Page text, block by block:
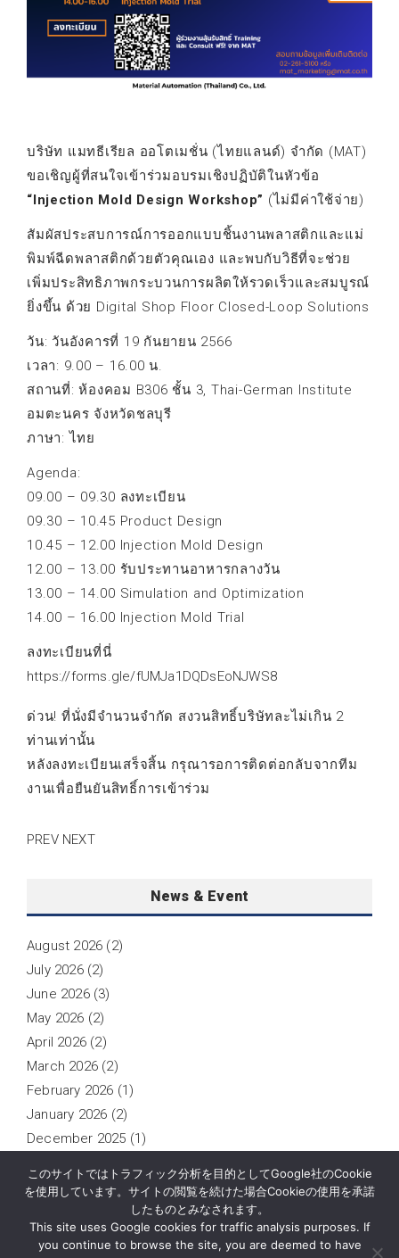
บริษัท แมทธีเรียล ออโตเมชั่น (ไทยแลนด์) จำกัด (MAT)
ขอเชิญผู้ที่สนใจเข้าร่วมอบรมเชิงปฏิบัติในหัวข้อ
“Injection Mold Design Workshop” (ไม่มีค่าใช้จ่าย)
สัมผัสประสบการณ์การออกแบบชิ้นงานพลาสติกและแม่
พิมพ์ฉีดพลาสติกด้วยตัวคุณเอง และพบกับวิธีที่จะช่วย
เพิ่มประสิทธิภาพกระบวนการผลิตให้รวดเร็วและสมบูรณ์
ยิ่งขึ้น ด้วย Digital Shop Floor Closed-Loop Solutions
วัน: วันอังคารที่ 19 กันยายน 2566
เวลา: 9.00 – 16.00 น.
สถานที่: ห้องคอม B306 ชั้น 3, Thai-German Institute
อมตะนคร จังหวัดชลบุรี
ภาษา: ไทย
Agenda:
09.00 – 09.30 ลงทะเบียน
09.30 – 10.45 Product Design
10.45 – 12.00 Injection Mold Design
12.00 – 13.00 รับประทานอาหารกลางวัน
13.00 – 14.00 Simulation and Optimization
14.00 – 16.00 Injection Mold Trial
ลงทะเบียนที่นี่
https://forms.gle/fUMJa1DQDsEoNJWS8
ด่วน! ที่นั่งมีจำนวนจำกัด สงวนสิทธิ์บริษัทละไม่เกิน 2
ท่านเท่านั้น
หลังลงทะเบียนเสร็จสิ้น กรุณารอการติดต่อกลับจากทีม
งานเพื่อยืนยันสิทธิ์การเข้าร่วม
PREV NEXT
News & Event
August 2026 (2)
July 2026(2)
June 2026(3)
May 2026 (2)
April 2026 (2)
March 2026 (2)
February 2026 (1)
January 2026 (2)
December 2025 (1)
October 2025(2)
(1)
このサイトではトラフィック分析を目的としてGoogle社のCookie
を使用しています。サイトの閲覧を続けた場合Cookieの使用を承諾
したものとみなされます。
This site uses Google cookies for traffic analysis purposes. If
you continue to browse the site, you are deemed to have